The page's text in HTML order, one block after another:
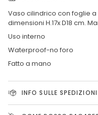
Vaso cilindrico con foglie
dimensioni H.17x D18 cm.
Uso interno
Waterproof-no foro
Fatto a mano
INFO SULLE SPEDIZIONI